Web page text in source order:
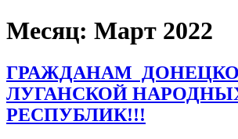
Месяц: Март 2022
ГРАЖДАНАМ
ЛУГАНСКОЙ
РЕСПУБЛИК!!!